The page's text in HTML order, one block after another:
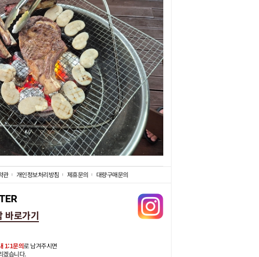
관 개인정보처리방침 제휴문의 대량구매문의
바로가기
1:1문의로 남겨주시면
겠습니다.